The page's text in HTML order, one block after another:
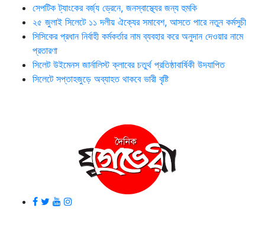
সেপটিক ট্যাংকের বর্জ্য ড্রেনে, জনস্বাস্থ্যের জন্য হুমকি
২৫ জুলাই সিলেটে ১১ দলীয় ঐক্যের সমাবেশ, আসতে পারে নতুন কর্মসুচী
সিসিকের প্রধান নির্বাহী কর্মকর্তার নাম ব্যবহার করে অনুদান দেওয়ার নামে
প্রতারণা
সিলেট উইমেনস জার্নালিস্ট ক্লাবের চতুর্থ প্রতিষ্ঠাবার্ষিকী উদযাপিত
সিলেটে সপ্তাহজুড়ে অব্যাহত থাকবে ভারী বৃষ্টি